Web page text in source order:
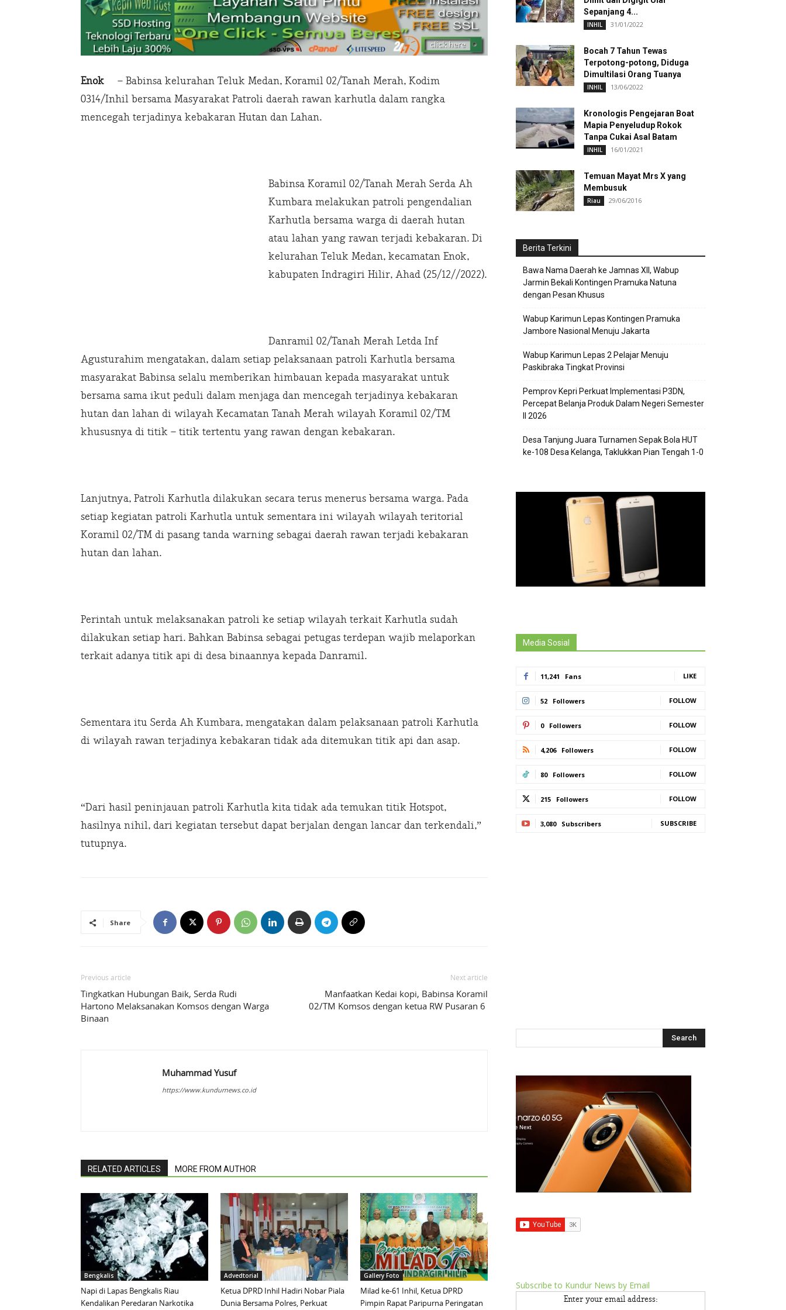
Enok – Babinsa kelurahan Teluk Medan, Koramil 02/Tanah Merah, Kodim
0314/Inhil bersama Masyarakat Patroli daerah rawan karhutla dalam rangka
mencegah terjadinya kebakaran Hutan dan Lahan.
Babinsa Koramil 02/Tanah Merah Serda Ah
Kumbara melakukan patroli pengendalian
Karhutla bersama warga di daerah hutan
atau lahan yang rawan terjadi kebakaran. Di
kelurahan Teluk Medan, kecamatan Enok,
kabupaten Indragiri Hilir, Ahad (25/12//2022).
Danramil 02/Tanah Merah Letda Inf
Agusturahim mengatakan, dalam setiap pelaksanaan patroli Karhutla bersama
masyarakat Babinsa selalu memberikan himbauan kepada masyarakat untuk
bersama sama ikut peduli dalam menjaga dan mencegah terjadinya kebakaran
hutan dan lahan di wilayah Kecamatan Tanah Merah wilayah Koramil 02/TM
khususnya di titik – titik tertentu yang rawan dengan kebakaran.
Lanjutnya, Patroli Karhutla dilakukan secara terus menerus bersama warga. Pada
setiap kegiatan patroli Karhutla untuk sementara ini wilayah wilayah teritorial
Koramil 02/TM di pasang tanda warning sebagai daerah rawan terjadi kebakaran
hutan dan lahan.
Perintah untuk melaksanakan patroli ke setiap wilayah terkait Karhutla sudah
dilakukan setiap hari. Bahkan Babinsa sebagai petugas terdepan wajib melaporkan
terkait adanya titik api di desa binaannya kepada Danramil.
Sementara itu Serda Ah Kumbara, mengatakan dalam pelaksanaan patroli Karhutla
di wilayah rawan terjadinya kebakaran tidak ada ditemukan titik api dan asap.
“Dari hasil peninjauan patroli Karhutla kita tidak ada temukan titik Hotspot,
hasilnya nihil, dari kegiatan tersebut dapat berjalan dengan lancar dan terkendali,”
tutupnya.
Share
Previous article
Tingkatkan Hubungan Baik, Serda Rudi
Hartono Melaksanakan Komsos dengan Warga
Binaan
Next article
Manfaatkan Kedai kopi, Babinsa Koramil
02/TM Komsos dengan ketua RW Pusaran 6
Muhammad Yusuf
https://www.kundurnews.co.id
RELATED ARTICLES MORE FROM AUTHOR
Bengkalis
Napi di Lapas Bengkalis Riau
Kendalikan Peredaran Narkotika
Advedtorial
Ketua DPRD Inhil Hadiri Nobar Piala
Dunia Bersama Polres, Perkuat
Gallery Foto
Milad ke-61 Inhil, Ketua DPRD
Pimpin Rapat Paripurna Peringatan
Sepanjang 4...
INHIL 31/01/2022
Bocah 7 Tahun Tewas
Terpotong-potong, Diduga
Dimultilasi Orang Tuanya
INHIL 13/06/2022
Kronologis Pengejaran Boat
Mapia Penyeludup Rokok
Tanpa Cukai Asal Batam
INHIL 16/01/2021
Temuan Mayat Mrs X yang
Membusuk
Riau 29/06/2016
Berita Terkini
Bawa Nama Daerah ke Jamnas XII, Wabup
Jarmin Bekali Kontingen Pramuka Natuna
dengan Pesan Khusus
Wabup Karimun Lepas Kontingen Pramuka
Jambore Nasional Menuju Jakarta
Wabup Karimun Lepas 2 Pelajar Menuju
Paskibraka Tingkat Provinsi
Pemprov Kepri Perkuat Implementasi P3DN,
Percepat Belanja Produk Dalam Negeri Semester
II 2026
Desa Tanjung Juara Turnamen Sepak Bola HUT
ke-108 Desa Kelanga, Taklukkan Pian Tengah 1-0
Media Sosial
11,241 Fans LIKE
52 Followers FOLLOW
0 Followers FOLLOW
4,206 Followers FOLLOW
80 Followers FOLLOW
215 Followers FOLLOW
3,080 Subscribers SUBSCRIBE
Subscribe to Kundur News by Email
Enter your email address: